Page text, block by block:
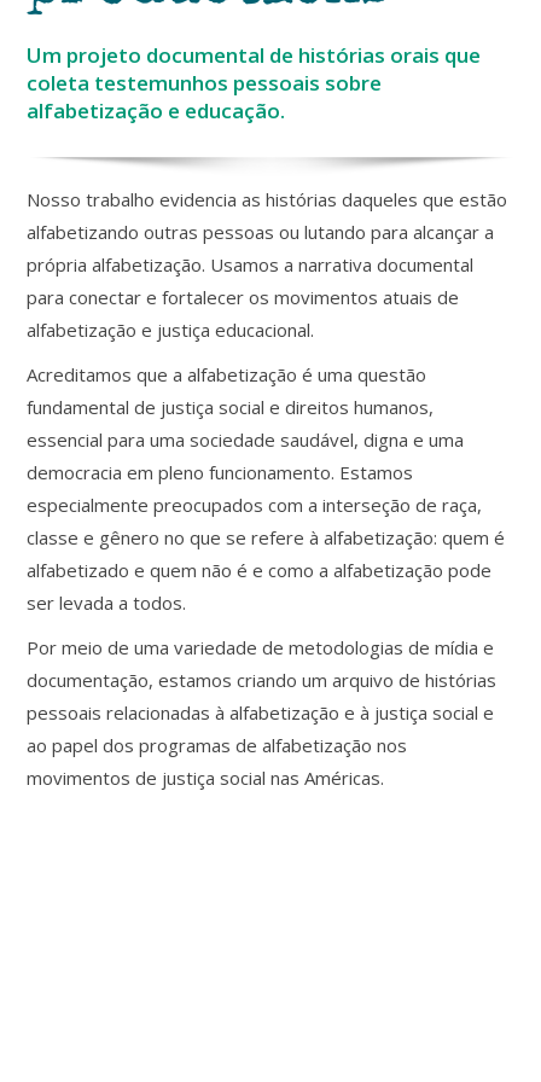
Um projeto documental de histórias orais que
coleta testemunhos pessoais sobre
alfabetização e educação.
Nosso trabalho evidencia as histórias daqueles que estão
alfabetizando outras pessoas ou lutando para alcançar a
própria alfabetização. Usamos a narrativa documental
para conectar e fortalecer os movimentos atuais de
alfabetização e justiça educacional.
Acreditamos que a alfabetização é uma questão
fundamental de justiça social e direitos humanos,
essencial para uma sociedade saudável, digna e uma
democracia em pleno funcionamento. Estamos
especialmente preocupados com a interseção de raça,
classe e gênero no que se refere à alfabetização: quem é
alfabetizado e quem não é e como a alfabetização pode
ser levada a todos.
Por meio de uma variedade de metodologias de mídia e
documentação, estamos criando um arquivo de histórias
pessoais relacionadas à alfabetização e à justiça social e
ao papel dos programas de alfabetização nos
movimentos de justiça social nas Américas.